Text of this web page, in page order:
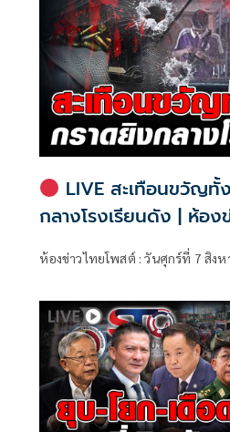
LIVE สะเทือนขวัญทั้
กลางโรงเรียนดัง | ห้อง
ห้องข่าวไทยโพสต์ : วันศุกร์ที่ 7 สิง